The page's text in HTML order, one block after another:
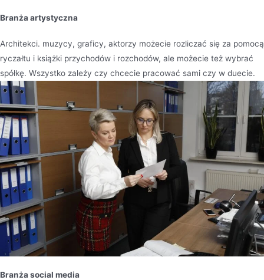
Branża artystyczna
Architekci. muzycy, graficy, aktorzy możecie rozliczać się za pomocą
ryczałtu i książki przychodów i rozchodów, ale możecie też wybrać
spółkę. Wszystko zależy czy chcecie pracować sami czy w duecie.
Branża social media